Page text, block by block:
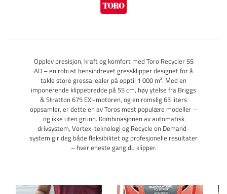
Opplev presisjon, kraft og komfort med Toro Recycler 55
AD – en robust bensindrevet gressklipper designet for å
takle store gressarealer på opptil 1 000 m². Med en
imponerende klippebredde på 55 cm, høy ytelse fra Briggs
& Stratton 675 EXI-motoren, og en romslig 63 liters
oppsamler, er dette en av Toros mest populære modeller –
og ikke uten grunn. Kombinasjonen av automatisk
drivsystem, Vortex-teknologi og Recycle on Demand-
system gir deg både fleksibilitet og profesjonelle resultater
– hver eneste gang du klipper.